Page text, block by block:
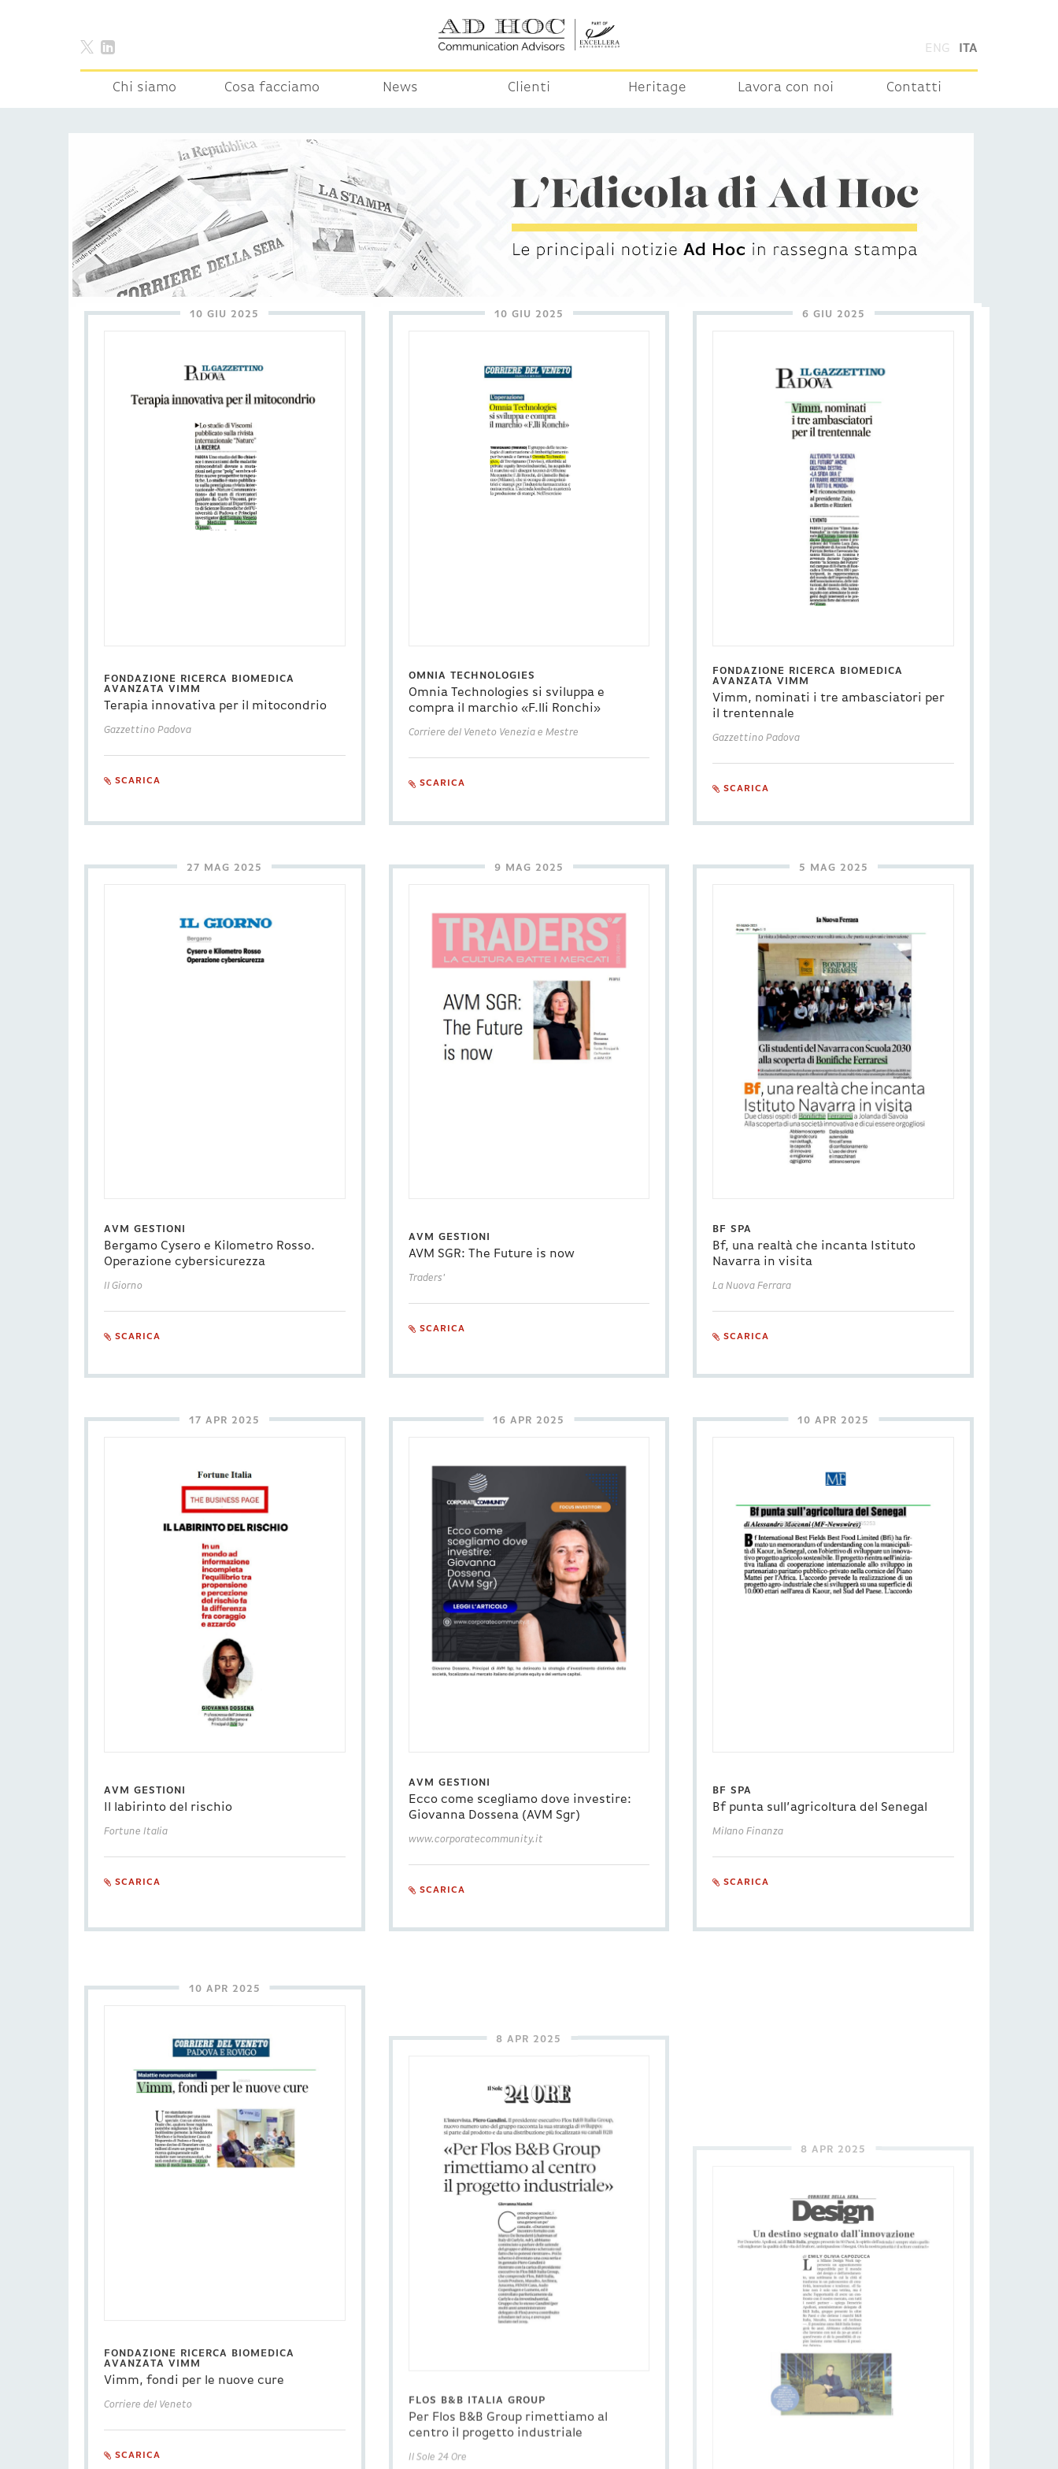
ENG ITA
Chi siamo Cosa facciamo News Clienti Heritage Lavora con noi Contatti
10 GIU 2025
FONDAZIONE RICERCA BIOMEDICA
AVANZATA VIMM
Terapia innovativa per il mitocondrio
Gazzettino Padova
SCARICA
10 GIU 2025
OMNIA TECHNOLOGIES
Omnia Technologies si sviluppa e
compra il marchio «F.lli Ronchi»
Corriere del Veneto Venezia e Mestre
SCARICA
6 GIU 2025
FONDAZIONE RICERCA BIOMEDICA
AVANZATA VIMM
Vimm, nominati i tre ambasciatori per
il trentennale
Gazzettino Padova
SCARICA
27 MAG 2025
AVM GESTIONI
Bergamo Cysero e Kilometro Rosso.
Operazione cybersicurezza
Il Giorno
SCARICA
9 MAG 2025
AVM GESTIONI
AVM SGR: The Future is now
Traders'
SCARICA
5 MAG 2025
BF SPA
Bf, una realtà che incanta Istituto
Navarra in visita
La Nuova Ferrara
SCARICA
17 APR 2025
AVM GESTIONI
Il labirinto del rischio
Fortune Italia
SCARICA
16 APR 2025
AVM GESTIONI
Ecco come scegliamo dove investire:
Giovanna Dossena (AVM Sgr)
www.corporatecommunity.it
SCARICA
10 APR 2025
BF SPA
Bf punta sull’agricoltura del Senegal
Milano Finanza
SCARICA
AVANZATA VIMM
Vimm, fondi per le nuove cure
Corriere del Veneto
Un destino segnato dall’innovazione
Il Corriere della Sera